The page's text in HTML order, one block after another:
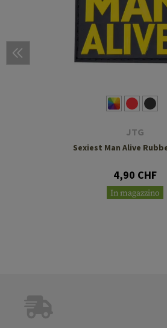
JTG
Sexiest Man Alive
4,90 CHF
In magazzino